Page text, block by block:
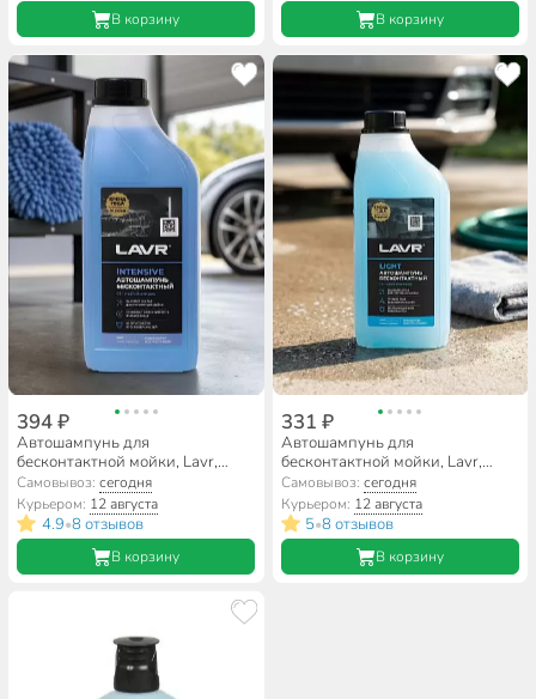
В корзину В корзину
394 ₽
Автошампунь для
бесконтактной мойки, Lavr,
Intensive, 1 л
Самовывоз:сегодня
Курьером: 12 августа
4.9•8 отзывов
В корзину
331 ₽
Автошампунь для
бесконтактной мойки, Lavr,
Light, 1 л
Самовывоз: сегодня
Курьером: 12 августа
5•8 отзывов
В корзину